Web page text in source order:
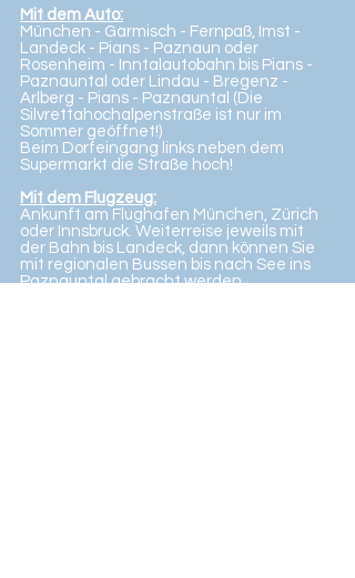
Mit dem Auto:
München - Garmisch - Fernpaß, Imst -
Landeck - Pians - Paznaun oder
Rosenheim - Inntalautobahn bis Pians -
Paznauntal oder Lindau - Bregenz -
Arlberg - Pians - Paznauntal (Die
Silvrettahochalpenstraße ist nur im
Sommer geöffnet!)
Beim Dorfeingang links neben dem
Supermarkt die Straße hoch!
Mit dem Flugzeug:
Ankunft am Flughafen München, Zürich
oder Innsbruck. Weiterreise jeweils mit
der Bahn bis Landeck, dann können Sie
mit regionalen Bussen bis nach See ins
Paznauntal gebracht werden